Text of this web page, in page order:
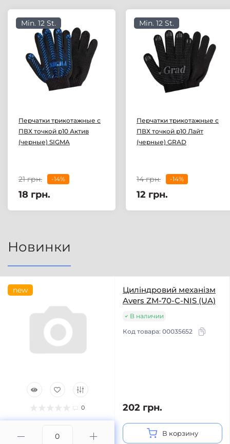
Min. 12 St.
Перчатки трикотажные с
ПВХ точкой р10 Актив
(черные) SIGMA
21 грн. -14%
18 грн.
Min. 12 St.
Перчатки трикотажные с
ПВХ точкой р10 Лайт
(черные) GRAD
14 грн. -14%
12 грн.
Новинки
new
0
Циліндровий механізм
Avers ZM-70-C-NIS (UA)
В наличии
Код товара: 00035652
202 грн.
В корзину